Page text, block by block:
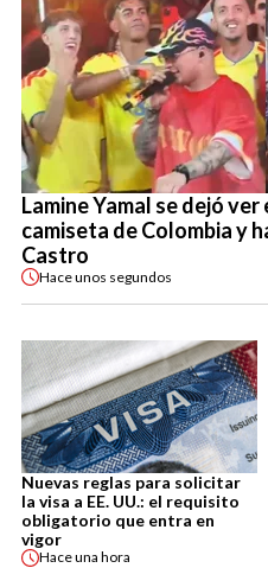
Lamine Yamal se dejó
camiseta de Colombia y
Castro
Haceunos segundos
Nuevas reglas para solicitar
la visa a EE. UU.: el requisito
obligatorio que entra en
vigor
Haceuna hora